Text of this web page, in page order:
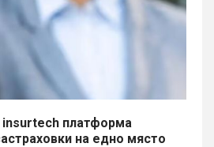
insurtech платформа
на едно място